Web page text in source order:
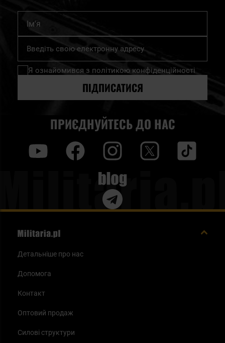
Підпишіться
нашу
розсилку
Я ознайомився з політикою конфіденційності
ПІДПИСАТИСЯ
ПРИЄДНУЙТЕСЬ ДО НАС
Blog
Детальніше про нас
Допомога
Контакт
Оптовий продаж
Силові структури